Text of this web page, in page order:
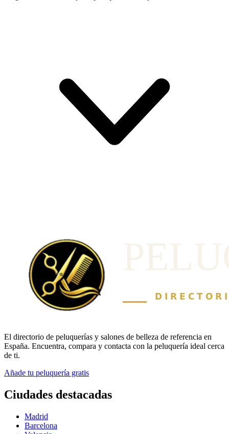
El directorio de peluquerías y salones de belleza de referencia en
España. Encuentra, compara y contacta con la peluquería ideal cerca
de ti.
Añade tu peluquería gratis
Ciudades destacadas
Madrid
Barcelona